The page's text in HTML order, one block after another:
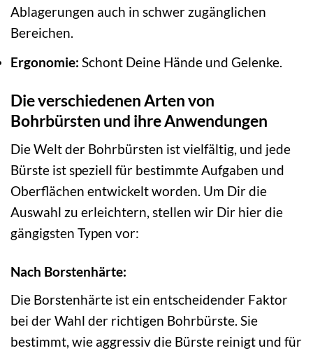
Ablagerungen auch in schwer zugänglichen
Bereichen.
Ergonomie: Schont Deine Hände und Gelenke.
Die verschiedenen Arten von
Bohrbürsten und ihre Anwendungen
Die Welt der Bohrbürsten ist vielfältig, und jede
Bürste ist speziell für bestimmte Aufgaben und
Oberflächen entwickelt worden. Um Dir die
Auswahl zu erleichtern, stellen wir Dir hier die
gängigsten Typen vor:
Nach Borstenhärte:
Die Borstenhärte ist ein entscheidender Faktor
bei der Wahl der richtigen Bohrbürste. Sie
bestimmt, wie aggressiv die Bürste reinigt und für